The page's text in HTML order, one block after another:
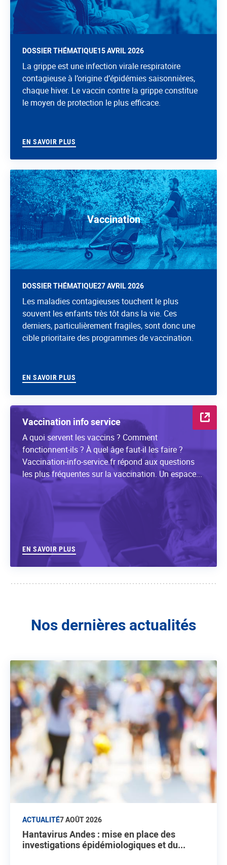
DOSSIER THÉMATIQUE15 AVRIL 2026
La grippe est une infection virale respiratoire
contagieuse à l’origine d’épidémies saisonnières,
chaque hiver. Le vaccin contre la grippe constitue
le moyen de protection le plus efficace.
EN SAVOIR PLUS
Vaccination
DOSSIER THÉMATIQUE27 AVRIL 2026
Les maladies contagieuses touchent le plus
souvent les enfants très tôt dans la vie. Ces
derniers, particulièrement fragiles, sont donc une
cible prioritaire des programmes de vaccination.
EN SAVOIR PLUS
Vaccination info service
A quoi servent les vaccins ? Comment
fonctionnent-ils ? À quel âge faut-il les faire ?
Vaccination-info-service.fr répond aux questions
les plus fréquentes sur la vaccination. Un espace...
EN SAVOIR PLUS
Nos dernières actualités
ACTUALITÉ7 AOÛT 2026
Hantavirus Andes : mise en place des
investigations épidémiologiques et du...